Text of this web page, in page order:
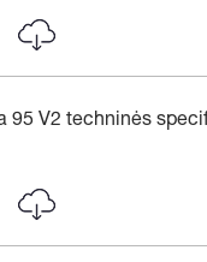
95 V2 techninės